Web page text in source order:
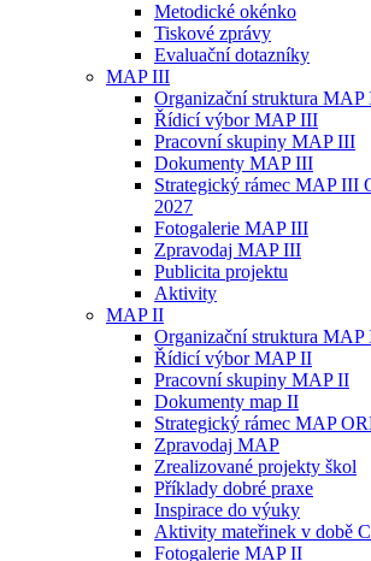
Metodické okénko
Tiskové zprávy
Evaluační dotazníky
MAP III
Organizační struktura MAP
Řídicí výbor MAP III
Pracovní skupiny MAP III
Dokumenty MAP III
Strategický rámec MAP III
2027
Fotogalerie MAP III
Zpravodaj MAP III
Publicita projektu
Aktivity
MAP II
Organizační struktura MAP
Řídicí výbor MAP II
Pracovní skupiny MAP II
Dokumenty map II
Strategický rámec MAP
Zpravodaj MAP
Zrealizované projekty škol
Příklady dobré praxe
Inspirace do výuky
Aktivity mateřinek v době
Fotogalerie MAP II